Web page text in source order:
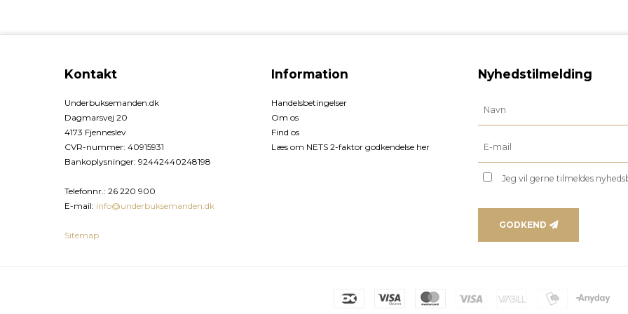
Kontakt
Underbuksemanden.dk
Dagmarsvej 20
4173 Fjenneslev
CVR-nummer: 40915931
Bankoplysninger: 92442440248198
Telefonnr.: 26 220 900
E-mail: info@underbuksemanden.dk
Sitemap
Information
Handelsbetingelser
Om os
Find os
Læs om NETS 2-faktor godkendelse her
Nyhedstilmelding
Jeg vil gerne tilmeldes
GODKEND